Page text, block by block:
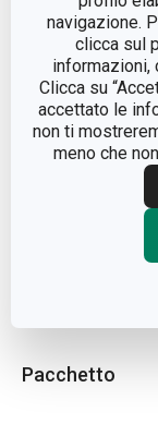
navigazione.
clicca sul
informazioni,
Clicca su
accettato le
non ti
meno che
MATERIALE
TIPO
COLORE
DURATA
Pacchetto